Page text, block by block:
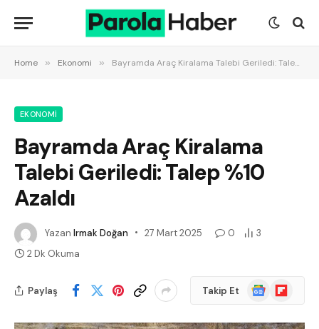
Home » Ekonomi » Bayramda Araç Kiralama Talebi Geriledi: Talep %10 Azaldı
EKONOMI
Bayramda Araç Kiralama
Talebi Geriledi: Talep %10
Azaldı
Yazan Irmak Doğan 27 Mart 2025 0
3
2 Dk Okuma
Paylaş Takip Et
Google
News
Flipboard